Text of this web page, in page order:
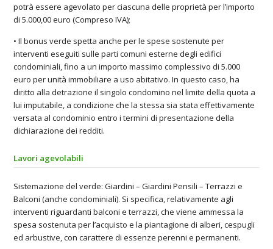
potrà essere agevolato per ciascuna delle proprietà per l’importo
di 5.000,00 euro (Compreso IVA);
• Il bonus verde spetta anche per le spese sostenute per
interventi eseguiti sulle parti comuni esterne degli edifici
condominiali, fino a un importo massimo complessivo di 5.000
euro per unità immobiliare a uso abitativo. In questo caso, ha
diritto alla detrazione il singolo condomino nel limite della quota a
lui imputabile, a condizione che la stessa sia stata effettivamente
versata al condominio entro i termini di presentazione della
dichiarazione dei redditi.
Lavori agevolabili
Sistemazione del verde: Giardini – Giardini Pensili – Terrazzi e
Balconi (anche condominiali). Si specifica, relativamente agli
interventi riguardanti balconi e terrazzi, che viene ammessa la
spesa sostenuta per l’acquisto e la piantagione di alberi, cespugli
ed arbustive, con carattere di essenze perenni e permanenti.